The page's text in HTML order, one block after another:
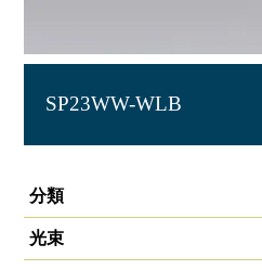
SP23WW-WLB
分類
光束